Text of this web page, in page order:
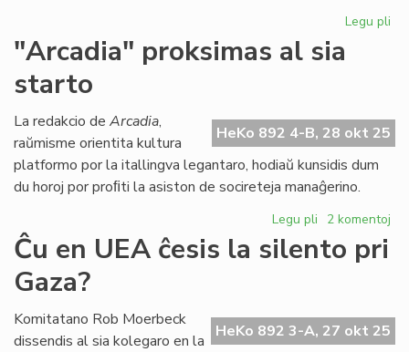
Legu pli
pri
"Arcadia" proksimas al sia
starto
HeKo 892 4-B, 28 okt 25
La redakcio de Arcadia,
raŭmisme orientita kultura
platformo por la itallingva legantaro, hodiaŭ kunsidis dum
du horoj por proﬁti la asiston de socireteja manaĝerino.
Legu pli pri
"Arcadia"
proksimas
starto
2 komentoj
Ĉu en UEA ĉesis la silento pri
Gaza?
HeKo 892 3-A, 27 okt 25
Komitatano Rob Moerbeck
dissendis al sia kolegaro en la